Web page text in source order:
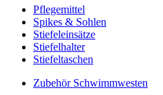
Pflegemittel
Spikes & Sohlen
Stiefeleinsätze
Stiefelhalter
Stiefeltaschen
Zubehör Schwimmwesten